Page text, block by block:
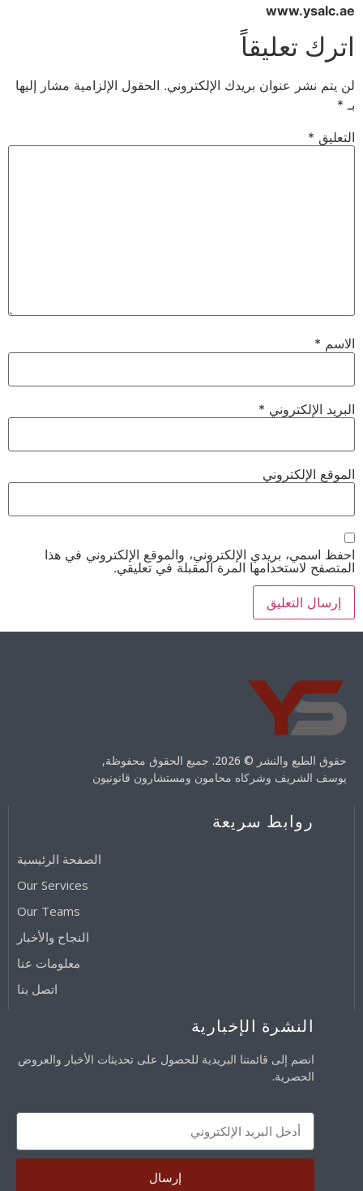
www.ysalc.ae
اترك تعليقاً
لن يتم نشر عنوان بريدك الإلكتروني. الحقول الإلزامية مشار إليها
بـ *
التعليق *
الاسم *
البريد الإلكتروني *
الموقع الإلكتروني
احفظ اسمي، بريدي الإلكتروني، والموقع الإلكتروني في هذا
المتصفح لاستخدامها المرة المقبلة في تعليقي.
حقوق الطبع والنشر © 2026. جميع الحقوق محفوظة,
يوسف الشريف وشركاه محامون ومستشارون قانونيون
روابط سريعة
الصفحة الرئيسية
Our Services
Our Teams
النجاح والأخبار
معلومات عنا
اتصل بنا
النشرة الإخبارية
انضم إلى قائمتنا البريدية للحصول على تحديثات الأخبار والعروض
الحصرية.
إرسال